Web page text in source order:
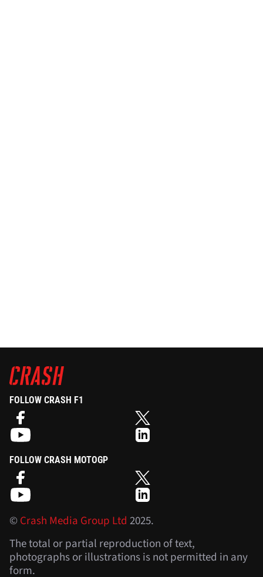
FOLLOW CRASH F1
FOLLOW CRASH MOTOGP
©Crash Media Group Ltd 2025.
The total or partial reproduction of text,
photographs or illustrations is not permitted in any
form.